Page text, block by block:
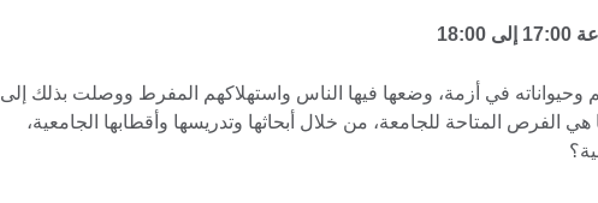
وحيواناته في أزمة، وضعها فيها الناس واستهلاكهم المفرط ووصلت بذلك إلى
الفرص المتاحة للجامعة، من خلال أبحاثها وتدريسها وأقطابها الجامعية،